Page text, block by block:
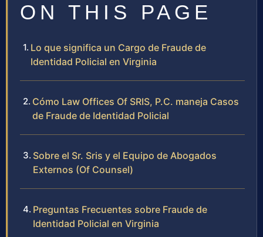
ON THIS PAGE
Lo que significa un Cargo de Fraude de
Identidad Policial en Virginia
Cómo Law Offices Of SRIS, P.C. maneja Casos
de Fraude de Identidad Policial
Sobre el Sr. Sris y el Equipo de Abogados
Externos (Of Counsel)
Preguntas Frecuentes sobre Fraude de
Identidad Policial en Virginia